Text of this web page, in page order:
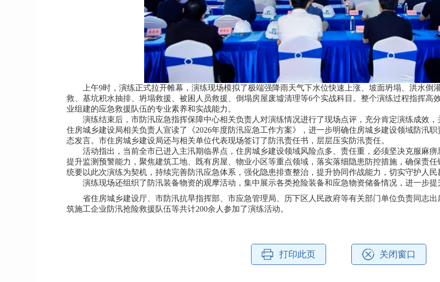
上午9时，演练正式拉开帷幕，演练现场模拟了极端强降雨天气下水位快速上涨、坡面坍塌、洪水倒
救、基坑积水抽排、坍塌救援、被困人员救援、倒塌房屋废墟清理等6个实战科目。整个演练过程指挥高
业组建的应急救援队伍的专业素养和实战能力。
演练结束后，市防汛应急指挥保障中心相关负责人对演练情况进行了现场点评，充分肯定演练成效，
住房城乡建设局相关负责人宣读了《2026年度防汛应急工作方案》，进一步明确住房城乡建设领域防汛
态发言。市住房城乡建设局还与相关单位代表现场签订了防汛责任书，层层压实防汛责任。
活动指出，当前全市已进入主汛期临界点，住房城乡建设领域风险点多、责任重，必须坚决克服麻痹
提升监测预警能力，聚焦建筑工地、既有房屋、物业小区等重点领域，落实落细隐患防控措施，确保责
统要以此次演练为契机，持续完善防汛应急体系，强化隐患排查整治，提升协同作战能力，切实守护人民
演练现场还组织了防汛装备物资的观摩活动，集中展示各类抢险装备和应急物资储备情况，进一步提
省住房城乡建设厅、市防汛抗旱指挥部、市应急管理局、历下区人民政府等有关部门单位负责同志出
筑施工企业防汛抢险救援队伍等共计200余人参加了演练活动。
打印此页 关闭窗口